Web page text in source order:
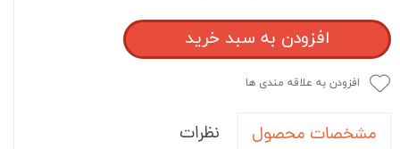
افزودن به سبد خرید
افزودن به علاقه مندی ها
مشخصات محصول نظرات